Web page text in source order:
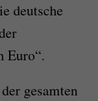
deutsche
Euro“.
gesamten